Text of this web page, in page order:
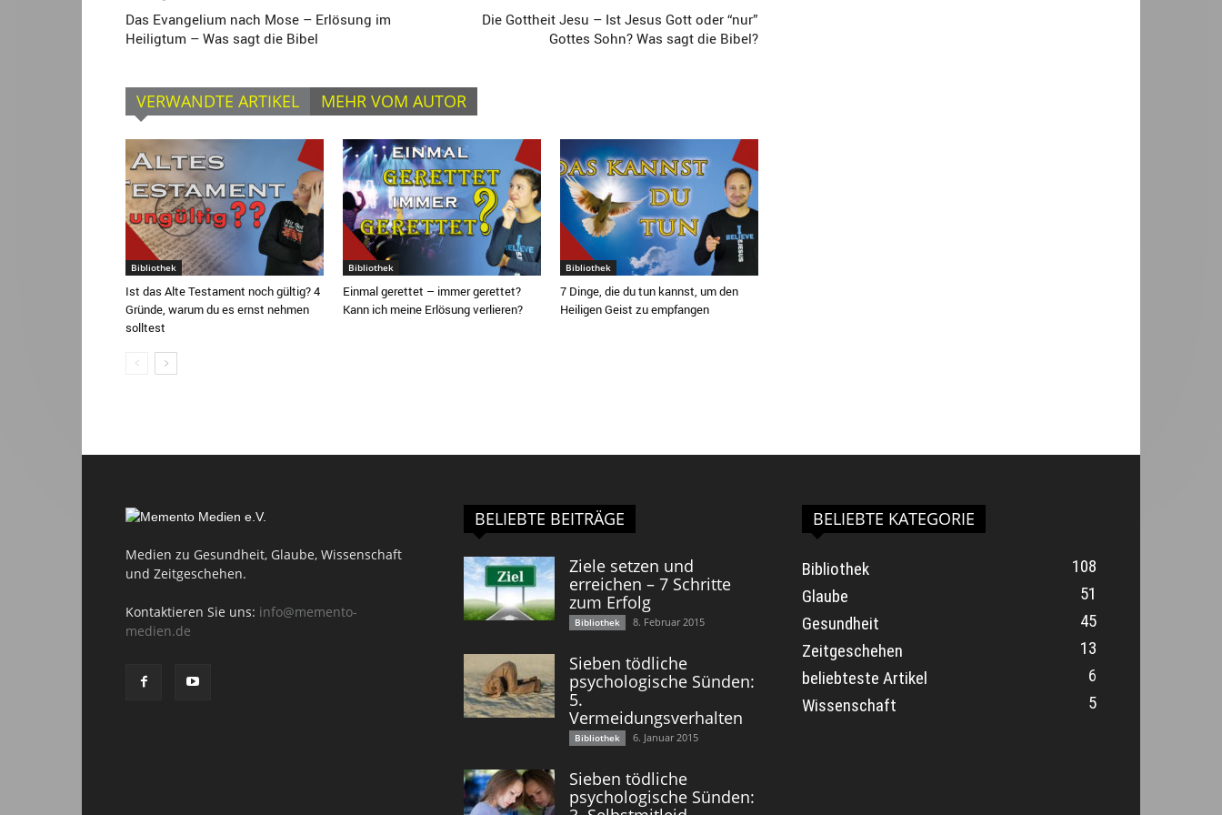
Das Evangelium nach Mose – Erlösung im
Heiligtum – Was sagt die Bibel
Die Gottheit Jesu – Ist Jesus Gott oder “nur”
Gottes Sohn? Was sagt die Bibel?
VERWANDTE ARTIKEL MEHR VOM AUTOR
Bibliothek
Ist das Alte Testament noch gültig? 4
Gründe, warum du es ernst nehmen
solltest
Bibliothek
Einmal gerettet – immer gerettet?
Kann ich meine Erlösung verlieren?
Bibliothek
7 Dinge, die du tun kannst, um den
Heiligen Geist zu empfangen
Medien zu Gesundheit, Glaube, Wissenschaft
und Zeitgeschehen.
Kontaktieren Sie uns: info@memento-
medien.de
BELIEBTE BEITRÄGE
Ziele setzen und
erreichen – 7 Schritte
zum Erfolg
Bibliothek 8. Februar 2015
Sieben tödliche
psychologische Sünden:
5.
Vermeidungsverhalten
Bibliothek 6. Januar 2015
Sieben tödliche
psychologische Sünden:
BELIEBTE KATEGORIE
Bibliothek
108
Glaube
51
Gesundheit
45
Zeitgeschehen
13
beliebteste Artikel
6
Wissenschaft
5